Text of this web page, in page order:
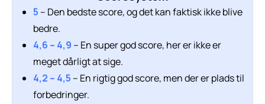
5 – Den bedste score, og det kan faktisk ikke blive
bedre.
4,6 – 4,9 – En super god score, her er ikke er
meget dårligt at sige.
4,2 – 4,5 – En rigtig god score, men der er plads til
forbedringer.